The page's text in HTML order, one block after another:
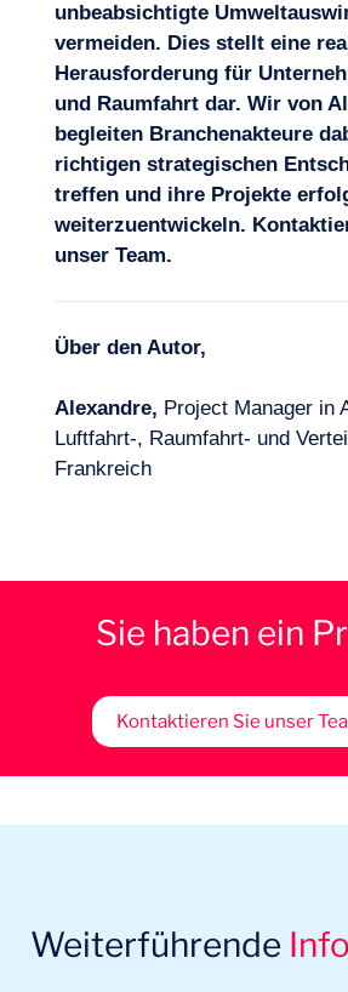
unbeabsichtigte
vermeiden. Dies stellt eine
Herausforderung für
und Raumfahrt dar. Wir von
begleiten Branchenakteure
richtigen strategischen
treffen und ihre Projekte
weiterzuentwickeln.
unser Team.
Über den Autor,
Alexandre, Project Manager in
Luftfahrt-, Raumfahrt- und
Frankreich
Sie haben ein
Kontaktieren Sie unser
Weiterführende